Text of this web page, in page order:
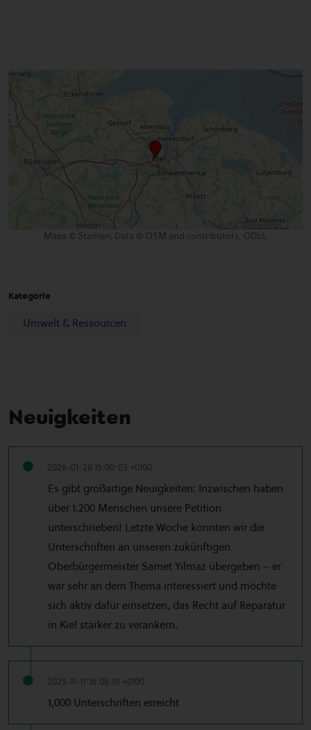
Maps © Stamen; Data © OSM and contributors, ODbL
Kategorie
Umwelt & Ressourcen
Neuigkeiten
2026-01-28 15:00:03 +0100
Es gibt großartige Neuigkeiten: Inzwischen haben
über 1.200 Menschen unsere Petition
unterschrieben! Letzte Woche konnten wir die
Unterschriften an unseren zukünftigen
Oberbürgermeister Samet Yilmaz übergeben – er
war sehr an dem Thema interessiert und möchte
sich aktiv dafür einsetzen, das Recht auf Reparatur
in Kiel stärker zu verankern.
2025-11-17 15:08:01 +0100
1,000 Unterschriften erreicht